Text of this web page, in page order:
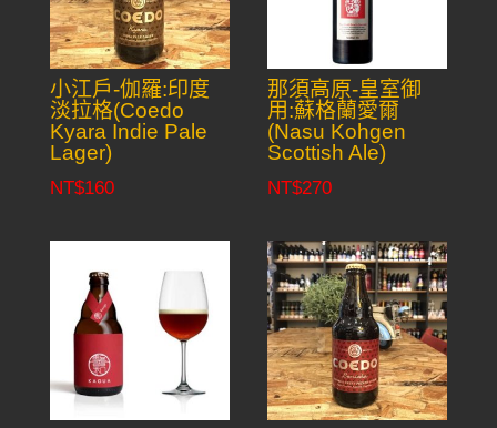
小江戶-伽羅:印度
淡拉格(Coedo
Kyara Indie Pale
Lager)
NT$160
那須高原-皇室御
用:蘇格蘭愛爾
(Nasu Kohgen
Scottish Ale)
NT$270